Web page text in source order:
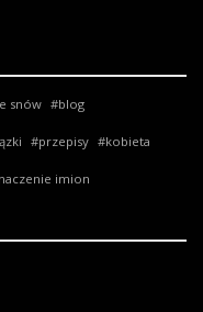
snów blog
przepisy kobieta
imion